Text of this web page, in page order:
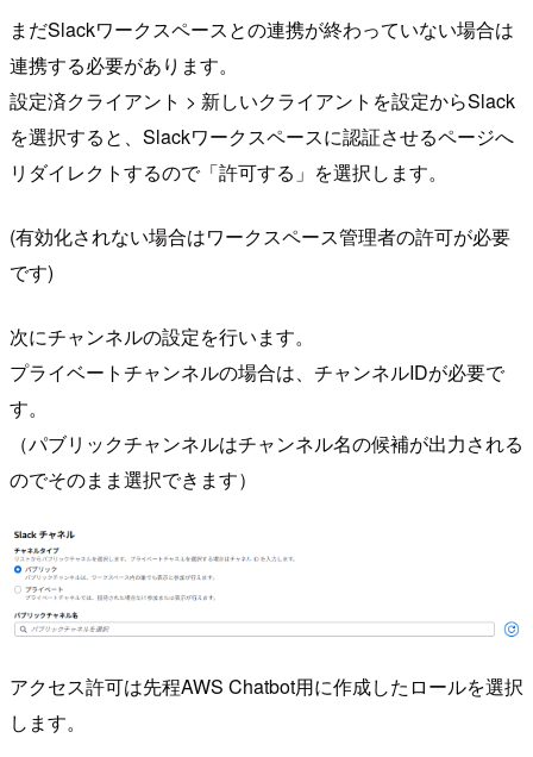
まだSlackワークスペースとの連携が終わっていない場合は
連携する必要があります。
設定済クライアント > 新しいクライアントを設定からSlack
を選択すると、Slackワークスペースに認証させるページへ
リダイレクトするので「許可する」を選択します。
(有効化されない場合はワークスペース管理者の許可が必要
です)
次にチャンネルの設定を行います。
プライベートチャンネルの場合は、チャンネルIDが必要で
す。
（パブリックチャンネルはチャンネル名の候補が出力される
のでそのまま選択できます）
アクセス許可は先程AWS Chatbot用に作成したロールを選択
します。